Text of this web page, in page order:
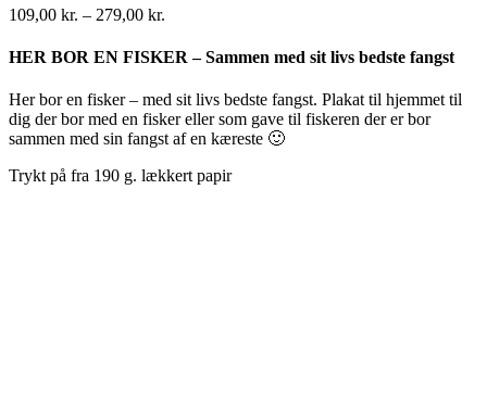
109,00 kr. – 279,00 kr.
til
HER BOR EN FISKER – Sammen med sit livs bedste fangst
Her bor en fisker – med sit livs bedste fangst. Plakat til hjemmet til
dig der bor med en fisker eller som gave til fiskeren der er bor
sammen med sin fangst af en kæreste 🙂
Trykt på fra 190 g. lækkert papir